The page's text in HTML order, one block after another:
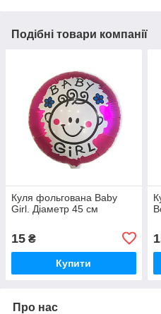
Подібні товари компанії
Куля фольгована Baby
Girl. Діаметр 45 см
15 ₴
Купити
Про нас